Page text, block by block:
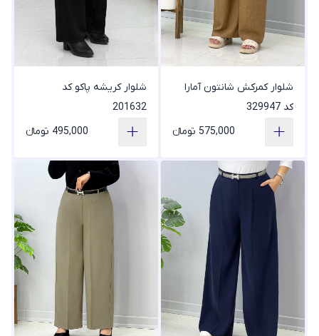
شلوار کمرکش شانتون آمارا
کد 329947
575,000 تومانء
شلوار کریشه پاکو کد
201632
495,000 تومانء